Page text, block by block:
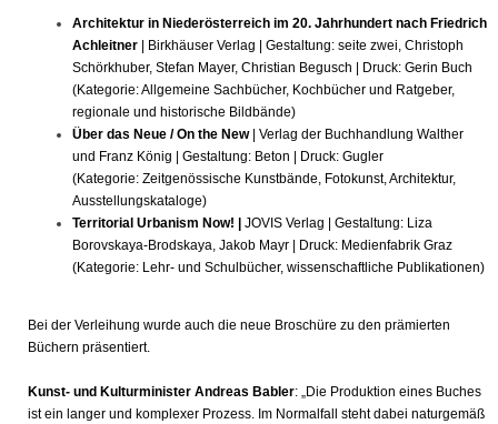
Architektur in Niederösterreich im 20. Jahrhundert nach Friedrich
Achleitner
| Birkhäuser Verlag | Gestaltung: seite zwei, Christoph
Schörkhuber, Stefan Mayer, Christian Begusch | Druck: Gerin Buch
(Kategorie: Allgemeine Sachbücher, Kochbücher und Ratgeber,
regionale und historische Bildbände)
Über das Neue / On the New Verlag der Buchhandlung Walther
und Franz König | Gestaltung: Beton | Druck: Gugler
(Kategorie: Zeitgenössische Kunstbände, Fotokunst, Architektur,
Ausstellungskataloge)
Territorial Urbanism Now! | JOVIS Verlag | Gestaltung: Liza
Borovskaya-Brodskaya, Jakob Mayr | Druck: Medienfabrik Graz
(Kategorie: Lehr- und Schulbücher, wissenschaftliche Publikationen)
Bei der Verleihung wurde auch die neue Broschüre zu den prämierten
Büchern präsentiert.
Kunst- und Kulturminister Andreas Babler: „Die Produktion eines Buches
ist ein langer und komplexer Prozess. Im Normalfall steht dabei naturgemäß